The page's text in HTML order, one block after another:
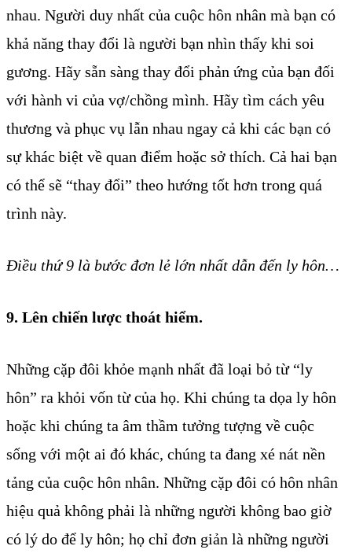
nhau. Người duy nhất của cuộc hôn nhân mà bạn có
khả năng thay đổi là người bạn nhìn thấy khi soi
gương. Hãy sẵn sàng thay đổi phản ứng của bạn đối
với hành vi của vợ/chồng mình. Hãy tìm cách yêu
thương và phục vụ lẫn nhau ngay cả khi các bạn có
sự khác biệt về quan điểm hoặc sở thích. Cả hai bạn
có thể sẽ “thay đổi” theo hướng tốt hơn trong quá
trình này.
Điều thứ 9 là bước đơn lẻ lớn nhất dẫn đến ly hôn…
9. Lên chiến lược thoát hiểm.
Những cặp đôi khỏe mạnh nhất đã loại bỏ từ “ly
hôn” ra khỏi vốn từ của họ. Khi chúng ta dọa ly hôn
hoặc khi chúng ta âm thầm tưởng tượng về cuộc
sống với một ai đó khác, chúng ta đang xé nát nền
tảng của cuộc hôn nhân. Những cặp đôi có hôn nhân
hiệu quả không phải là những người không bao giờ
có lý do để ly hôn; họ chỉ đơn giản là những người